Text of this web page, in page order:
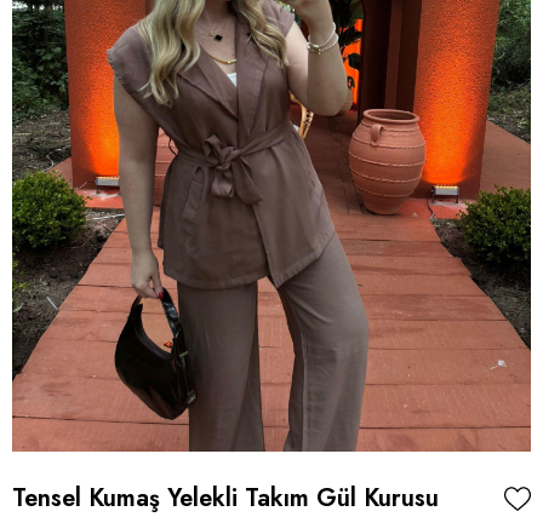
Tensel Kumaş Yelekli Takım Gül Kurusu